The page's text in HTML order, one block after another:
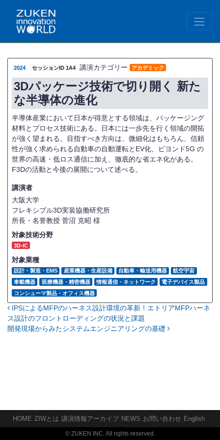
2024 セッションID 1A4 講演カテゴリー アカデミック
3Dパッケージ技術で切り開く 新た
な半導体の進化
半導体産業において日本が得意とする領域は、パッケージング
材料とプロセス技術にある。日本には一歩先を行く領域の開拓
が強く望まれる。目指すべき方向は、微細化はもちろん、信頼
性が強く求められる自動車の自動運転とEV化、ビヨンド5G の
世界の高速・低ロス通信に加え、徹底的な省エネ化がある。
F3Dの活動と今後の展開について述べる。
講演者
大阪大学
フレキシブル3D実装協働研究所
所長・名誉教授 菅沼 克昭 様
対象技術分野
3D-IC
対象業種
設計・製造・EMS 産業機器・生産設備 自動車・輸送用機器
航空宇宙
車載機器
医療機器・精密機器 情報通信・ネットワーク
電子デバイス製品
コンシューマ製品・オフィス機器
投稿ナビゲーション
IPSによるMFPのハーネス設計環境の革新！エトリアMFPハーネ
ス設計のフロントローディングの状況と課題
開発現場からみたシステムエンジニアリングの基礎
HOME ZIWとは 講演情報アーカイブ NEWS お問い合わせ English
© ZUKEN INC. All rights reserved.